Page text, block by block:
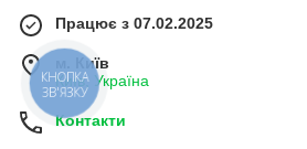
Працює з 07.02.2025
м. Київ
Київ, Україна
Контакти
КНОПКА
ЗВ'ЯЗКУ